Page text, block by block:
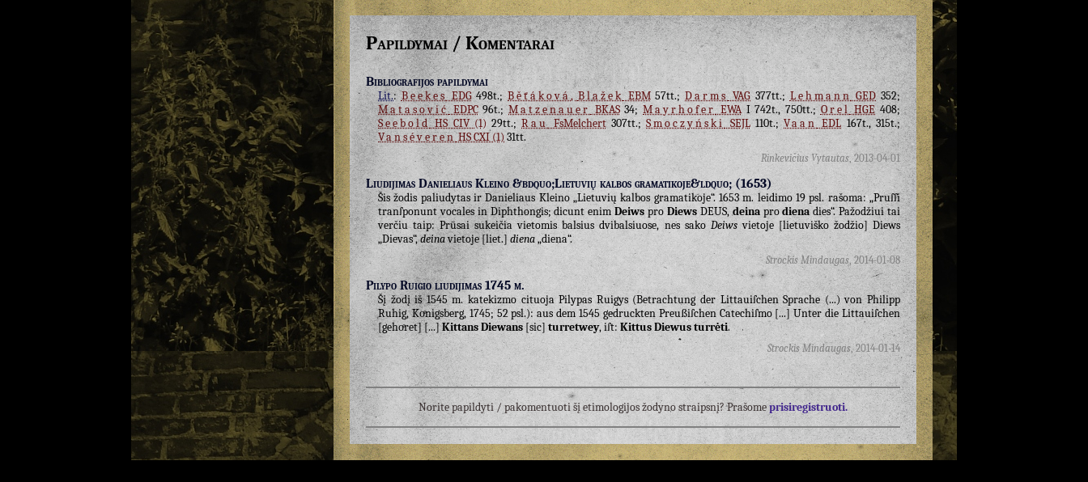
Papildymai / Komentarai
Bibliografijos papildymai
Lit.:BeekesEDG498t.;Běťáková,BlažekEBM57tt.;DarmsVAG377tt.; Lehmann GED352;
MatasovićEDPC96t.;MatzenauerBKAS34;Mayrhofer EWAI 742t., 750tt.;OrelHGE408;
SeeboldHS CIV (1) 29tt.;Rau FsMelchert307tt.;Smoczyński SEJL110t.;Vaan EDL167t., 315t.;
VanséverenHS CXI (1)31tt.
Rinkevičius Vytautas ,2013-04-01
Liudijimas Danieliaus Kleino &bdquo;Lietuvių kalbos gramatikoje&ldquo; (1653)
Šis žodis paliudytas ir Danieliaus Kleino „Lietuvių kalbos gramatikoje“. 1653 m. leidimo 19 psl. rašoma: „Pruſſi
tranſponunt vocales in Diphthongis; dicunt enimDeiws proDiewsDEUS,deinaprodienadies“. Pažodžiui tai
verčiu taip: Prūsai sukeičia vietomis balsius dvibalsiuose, nes sako Deiwsvietoje [lietuviško žodžio] Diews
„Dievas“,deinavietoje [liet.] diena„diena“.
Strockis Mindaugas,2014-01-08
Pilypo Ruigio liudijimas 1745 m.
Šį žodį iš 1545 m. katekizmo cituoja Pilypas Ruigys (Betrachtung der Littauiſchen Sprache (...) von Philipp
Ruhig, Koͤnigsberg, 1745; 52 psl.): aus dem 1545 gedruckten Preußiſchen Catechiſmo [...] Unter die Littauiſchen
[gehoͤret] [...]KittansDiewans[sic]turretwey, iſt: Kittus Diewus turrėti.
Strockis Mindaugas,2014-01-14
Norite papildyti / pakomentuoti šį etimologijos žodyno straipsnį? Prašomeprisiregistruoti.